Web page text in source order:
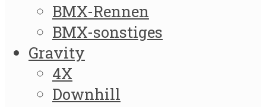
BMX-Rennen
BMX-sonstiges
Gravity
4X
Downhill